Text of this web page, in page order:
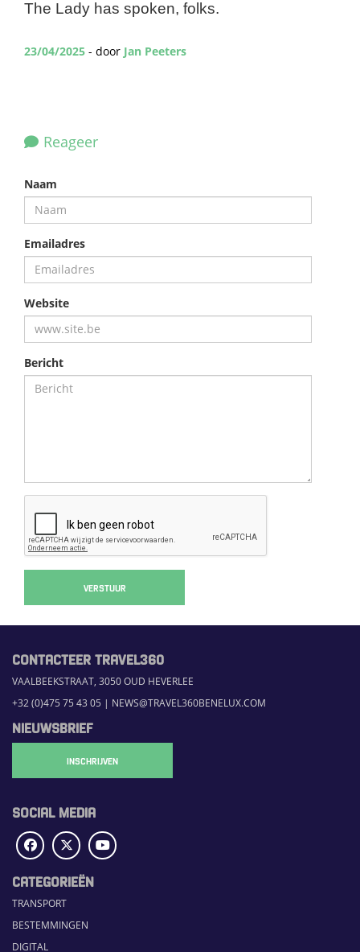
The Lady has spoken, folks.
23/04/2025 - door Jan Peeters
Reageer
Naam
Emailadres
Website
Bericht
VERSTUUR
CONTACTEER TRAVEL360
VAALBEEKSTRAAT, 3050 OUD HEVERLEE
+32 (0)475 75 43 05 | NEWS@TRAVEL360BENELUX.COM
NIEUWSBRIEF
INSCHRIJVEN
SOCIAL MEDIA
CATEGORIEËN
TRANSPORT
BESTEMMINGEN
DIGITAL